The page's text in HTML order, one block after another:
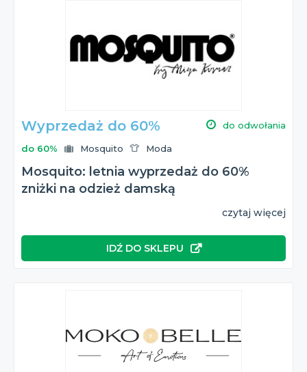
Wyprzedaż do 60% do odwołania
do 60% Mosquito Moda
Mosquito: letnia wyprzedaż do 60%
zniżki na odzież damską
czytaj więcej
IDŹ DO SKLEPU